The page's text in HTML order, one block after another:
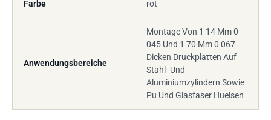
Farbe rot
Anwendungsbereiche
Montage Von 1 14 Mm 0
045 Und 1 70 Mm 0 067
Dicken Druckplatten Auf
Stahl- Und
Aluminiumzylindern Sowie
Pu Und Glasfaser Huelsen